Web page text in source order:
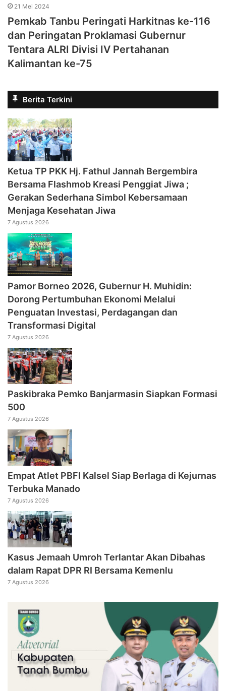
21 Mei 2024
Pemkab Tanbu Peringati Harkitnas ke-116
dan Peringatan Proklamasi Gubernur
Tentara ALRI Divisi IV Pertahanan
Kalimantan ke-75
Berita Terkini
‎Ketua TP PKK Hj. Fathul Jannah Bergembira
Bersama Flashmob Kreasi Penggiat Jiwa ;
Gerakan Sederhana Simbol Kebersamaan
Menjaga Kesehatan Jiwa
7 Agustus 2026
Pamor Borneo 2026, Gubernur H. Muhidin:
Dorong Pertumbuhan Ekonomi Melalui
Penguatan Investasi, Perdagangan dan
Transformasi Digital
7 Agustus 2026
Paskibraka Pemko Banjarmasin Siapkan Formasi
500
7 Agustus 2026
Empat Atlet PBFI Kalsel Siap Berlaga di Kejurnas
Terbuka Manado
7 Agustus 2026
Kasus Jemaah Umroh Terlantar Akan Dibahas
dalam Rapat DPR RI Bersama Kemenlu
7 Agustus 2026